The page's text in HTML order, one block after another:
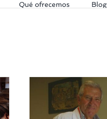
Qué ofrecemos Blog